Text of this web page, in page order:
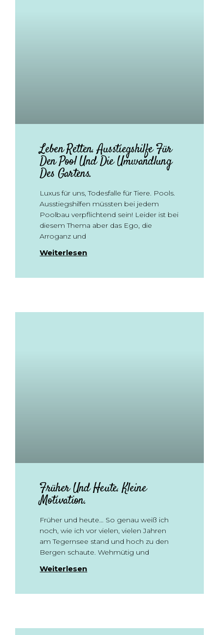
Leben Retten. Ausstiegshilfe Für
Den Pool Und Die Umwandlung
Des Gartens.
Luxus für uns, Todesfalle für Tiere. Pools.
Ausstiegshilfen müssten bei jedem
Poolbau verpflichtend sein! Leider ist bei
diesem Thema aber das Ego, die
Arroganz und
Weiterlesen
Früher Und Heute. Kleine
Motivation.
Früher und heute… So genau weiß ich
noch, wie ich vor vielen, vielen Jahren
am Tegernsee stand und hoch zu den
Bergen schaute. Wehmütig und
Weiterlesen